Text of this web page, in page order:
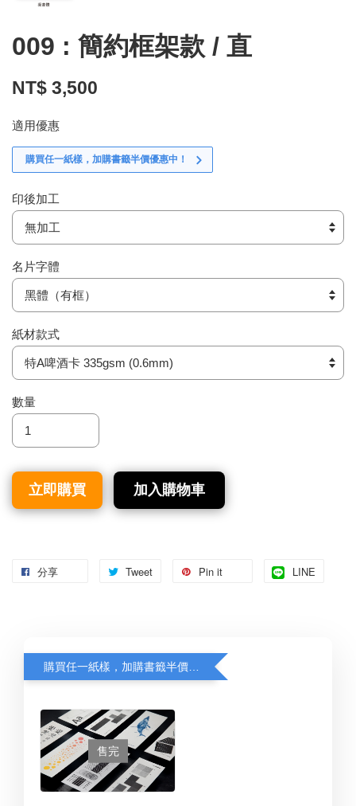
009 : 簡約框架款 / 直
NT$ 3,500
適用優惠
購買任一紙樣，加購書籤半價優惠中！
印後加工
名片字體
紙材款式
數量
立即購買 加入購物車
分享 Tweet Pin it LINE
購買任一紙樣，加購書籤半價優惠中！
售完